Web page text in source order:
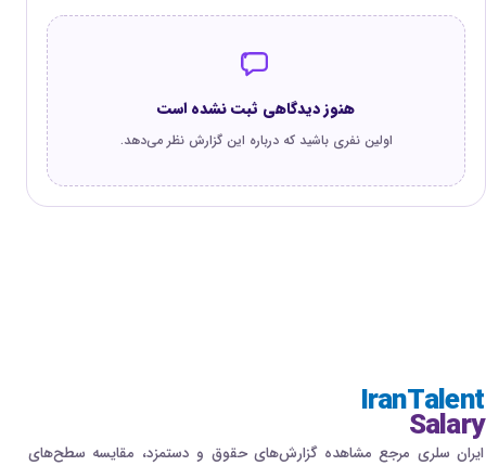
هنوز دیدگاهی ثبت نشده است
اولین نفری باشید که درباره این گزارش نظر می‌دهد.
IranTalent
Salary
ایران سلری مرجع مشاهده گزارش‌های حقوق و دستمزد، مقایسه سطح‌های